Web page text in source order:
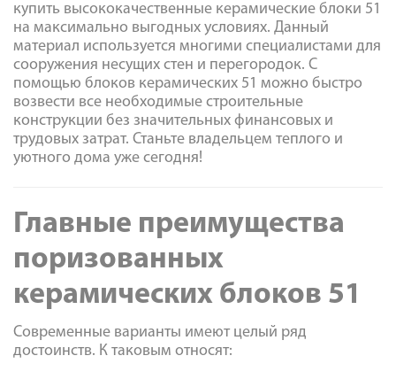
купить высококачественные керамические блоки 51
на максимально выгодных условиях. Данный
материал используется многими специалистами для
сооружения несущих стен и перегородок. С
помощью блоков керамических 51 можно быстро
возвести все необходимые строительные
конструкции без значительных финансовых и
трудовых затрат. Станьте владельцем теплого и
уютного дома уже сегодня!
Главные преимущества
поризованных
керамических блоков 51
Современные варианты имеют целый ряд
достоинств. К таковым относят: